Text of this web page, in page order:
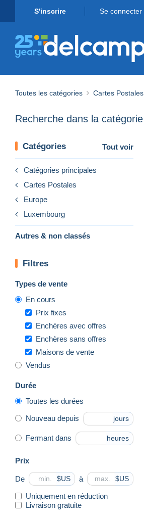
S'inscrire Se connecter
Toutes les catégories Cartes Postales
Recherche dans la catégorie
Catégories Tout voir
Catégories principales
Cartes Postales
Europe
Luxembourg
Autres & non classés
Filtres
Types de vente
En cours
Prix fixes
Enchères avec offres
Enchères sans offres
Maisons de vente
Vendus
Durée
Toutes les durées
Nouveau depuis jours
Fermant dans heures
Prix
De $US à $US
Uniquement en réduction
Livraison gratuite